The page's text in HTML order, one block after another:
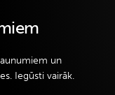
un
Iegūsti vairāk.